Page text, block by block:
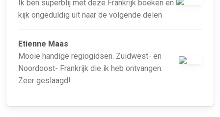
Ik ben superblij met deze Frankrijk boeken en
kijk ongeduldig uit naar de volgende delen
Etienne Maas
Mooie handige regiogidsen. Zuidwest- en
Noordoost- Frankrijk die ik heb ontvangen.
Zeer geslaagd!